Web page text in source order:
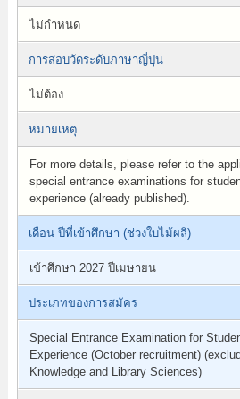
ไม่กำหนด
การสอบวัดระดับภาษาญี่ปุ่น
ไม่ต้อง
หมายเหตุ
For more details, please refer to the
special entrance examinations for
experience (already published).
เดือน ปีที่เข้าศึกษา (ช่วงใบไม้ผลิ)
เข้าศึกษา 2027 ปีเมษายน
ประเภทของการสมัคร
Special Entrance Examination for
Experience (October recruitment)
Knowledge and Library Sciences)